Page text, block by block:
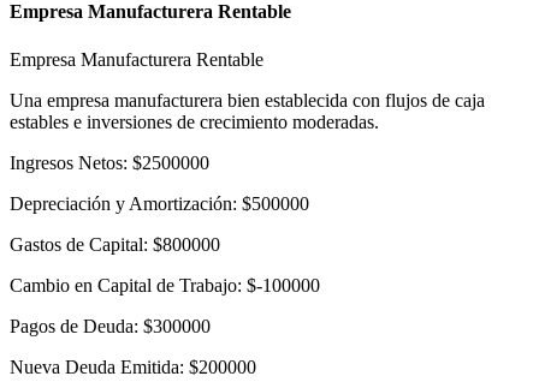
Empresa Manufacturera Rentable
Empresa Manufacturera Rentable
Una empresa manufacturera bien establecida con flujos de caja
estables e inversiones de crecimiento moderadas.
Ingresos Netos: $2500000
Depreciación y Amortización: $500000
Gastos de Capital: $800000
Cambio en Capital de Trabajo: $-100000
Pagos de Deuda: $300000
Nueva Deuda Emitida: $200000